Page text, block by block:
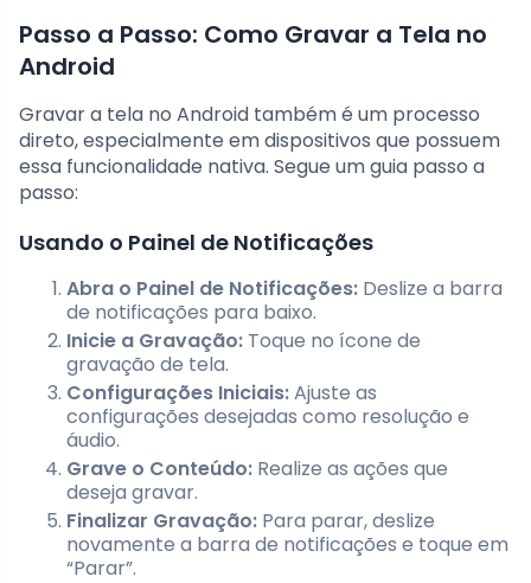
Passo a Passo: Como Gravar a Tela no
Android
Gravar a tela no Android também é um processo
direto, especialmente em dispositivos que possuem
essa funcionalidade nativa. Segue um guia passo a
passo:
Usando o Painel de Notificações
Abra o Painel de Notificações: Deslize a barra
de notificações para baixo.
Inicie a Gravação: Toque no ícone de
gravação de tela.
Configurações Iniciais:Ajuste as
configurações desejadas como resolução e
áudio.
Grave o Conteúdo: Realize as ações que
deseja gravar.
Finalizar Gravação: Para parar, deslize
novamente a barra de notificações e toque em
“Parar”.